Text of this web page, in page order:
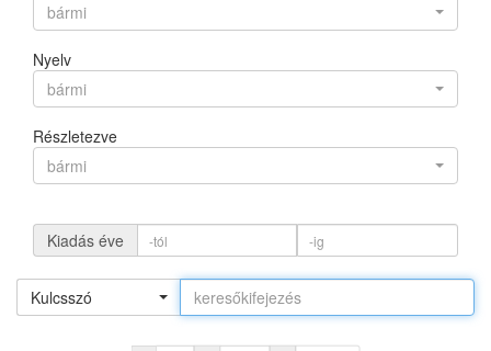
bármi
Nyelv
bármi
Részletezve
bármi
Kiadás éve
Kulcsszó